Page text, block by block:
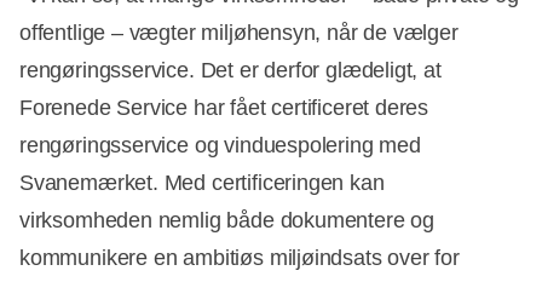
offentlige – vægter miljøhensyn, når de vælger
rengøringsservice. Det er derfor glædeligt, at
Forenede Service har fået certificeret deres
rengøringsservice og vinduespolering med
Svanemærket. Med certificeringen kan
virksomheden nemlig både dokumentere og
kommunikere en ambitiøs miljøindsats over for